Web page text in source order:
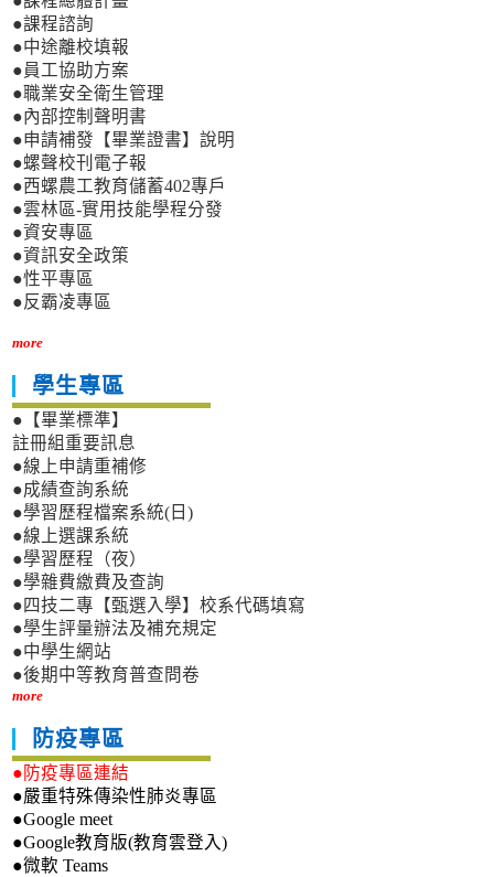
●課程諮詢
●中途離校填報
●員工協助方案
●職業安全衛生管理
●內部控制聲明書
●申請補發【畢業證書】說明
●螺聲校刊電子報
●西螺農工教育儲蓄402專戶
●雲林區-實用技能學程分發
●資安專區
●資訊安全政策
●性平專區
●反霸凌專區
more
學生專區
●【畢業標準】
註冊組重要訊息
●線上申請重補修
●成績查詢系統
●學習歷程檔案系統(日)
●線上選課系統
●學習歷程（夜）
●學雜費繳費及查詢
●四技二專【甄選入學】校系代碼填寫
●學生評量辦法及補充規定
●中學生網站
●後期中等教育普查問卷
more
防疫專區
●防疫專區連結
●嚴重特殊傳染性肺炎專區
●Google meet
●Google教育版(教育雲登入)
●微軟 Teams